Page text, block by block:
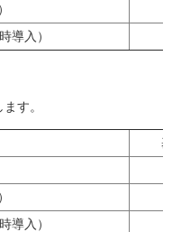
導入）
す。
導入）